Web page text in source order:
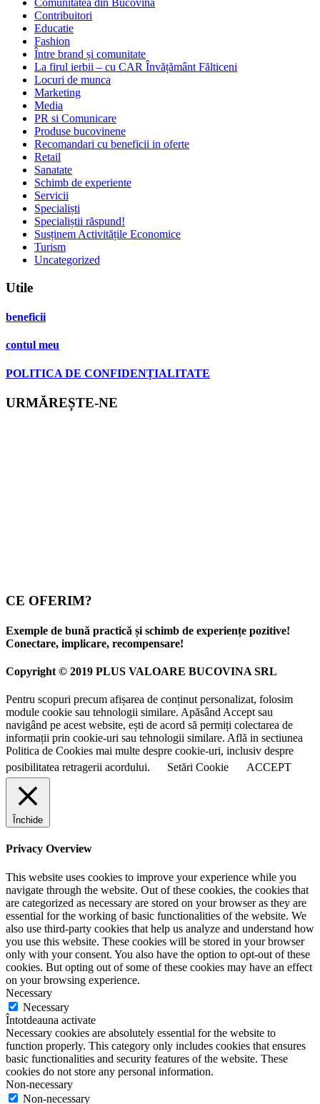
Comunitatea din Bucovina
Contribuitori
Educatie
Fashion
Între brand și comunitate
La firul ierbii – cu CAR Învățământ Fălticeni
Locuri de munca
Marketing
Media
PR si Comunicare
Produse bucovinene
Recomandari cu beneficii in oferte
Retail
Sanatate
Schimb de experiente
Servicii
Specialiști
Specialiștii răspund!
Susținem Activitățile Economice
Turism
Uncategorized
Utile
beneficii
contul meu
POLITICA DE CONFIDENȚIALITATE
URMĂREȘTE-NE
CE OFERIM?
Exemple de bună practică și schimb de experiențe pozitive!
Conectare, implicare, recompensare!
Copyright © 2019 PLUS VALOARE BUCOVINA SRL
Pentru scopuri precum afișarea de conținut personalizat, folosim
module cookie sau tehnologii similare. Apăsând Accept sau
navigând pe acest website, ești de acord să permiți colectarea de
informații prin cookie-uri sau tehnologii similare. Află in sectiunea
Politica de Cookies mai multe despre cookie-uri, inclusiv despre
posibilitatea retragerii acordului.
Setări Cookie ACCEPT
Închide
Privacy Overview
This website uses cookies to improve your experience while you
navigate through the website. Out of these cookies, the cookies that
are categorized as necessary are stored on your browser as they are
essential for the working of basic functionalities of the website. We
also use third-party cookies that help us analyze and understand how
you use this website. These cookies will be stored in your browser
only with your consent. You also have the option to opt-out of these
cookies. But opting out of some of these cookies may have an effect
on your browsing experience.
Necessary
Necessary
Întotdeauna activate
Necessary cookies are absolutely essential for the website to
function properly. This category only includes cookies that ensures
basic functionalities and security features of the website. These
cookies do not store any personal information.
Non-necessary
Non-necessary